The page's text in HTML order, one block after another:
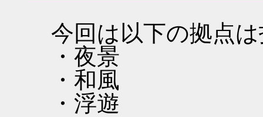
今回は以下の拠点
・夜景
・和風
・浮遊